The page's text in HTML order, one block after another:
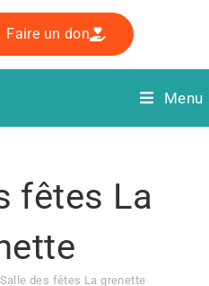
Faire un don
Menu
fêtes La
Salle des fêtes La grenette